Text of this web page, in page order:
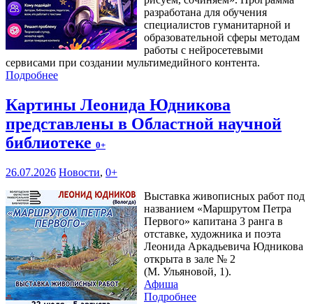
разработана для обучения
специалистов гуманитарной и
образовательной сферы методам
работы с нейросетевыми
сервисами при создании мультимедийного контента.
Подробнее
Картины Леонида Юдникова
представлены в Областной научной
библиотеке 0+
26.07.2026 Новости, 0+
Выставка живописных работ под
названием «Маршрутом Петра
Первого» капитана 3 ранга в
отставке, художника и поэта
Леонида Аркадьевича Юдникова
открыта в зале № 2
(М. Ульяновой, 1).
Афиша
Подробнее